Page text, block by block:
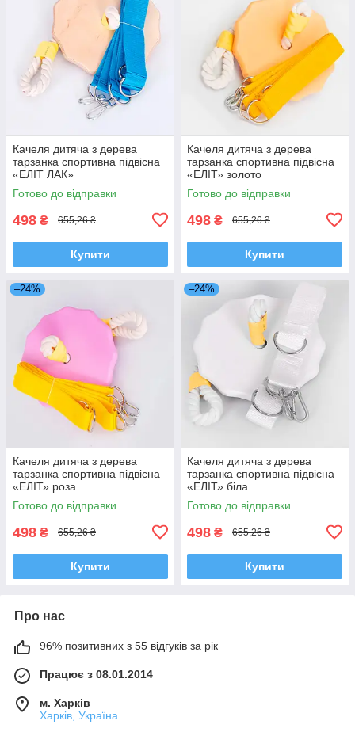
Качеля дитяча з дерева
тарзанка спортивна підвісна
«ЕЛІТ ЛАК»
Готово до відправки
498 ₴ 655,26 ₴
Купити
Качеля дитяча з дерева
тарзанка спортивна підвісна
«ЕЛІТ» золото
Готово до відправки
498 ₴ 655,26 ₴
Купити
–24%
Качеля дитяча з дерева
тарзанка спортивна підвісна
«ЕЛІТ» роза
Готово до відправки
498 ₴ 655,26 ₴
Купити
–24%
Качеля дитяча з дерева
тарзанка спортивна підвісна
«ЕЛІТ» біла
Готово до відправки
498 ₴ 655,26 ₴
Купити
Про нас
96% позитивних з 55 відгуків за рік
Працює з 08.01.2014
м. Харків
Харків, Україна